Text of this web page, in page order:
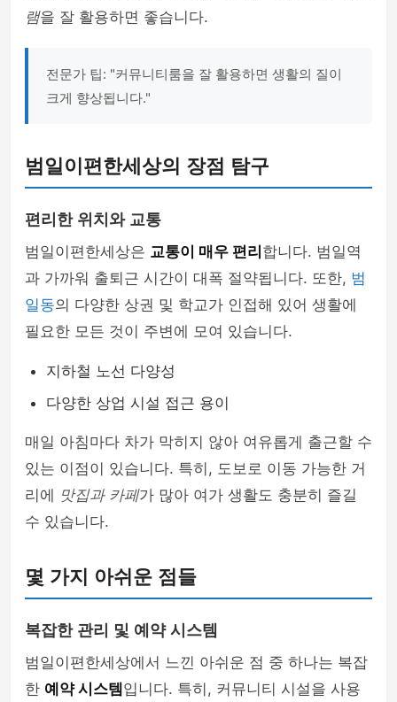
램을 잘 활용하면 좋습니다.
전문가 팁: "커뮤니티룸을 잘 활용하면 생활의 질이
크게 향상됩니다."
범일이편한세상의 장점 탐구
편리한 위치와 교통
범일이편한세상은 교통이 매우 편리 합니다. 범일역
과 가까워 출퇴근 시간이 대폭 절약됩니다. 또한, 범
일동의 다양한 상권 및 학교가 인접해 있어 생활에
필요한 모든 것이 주변에 모여 있습니다.
지하철 노선 다양성
다양한 상업 시설 접근 용이
매일 아침마다 차가 막히지 않아 여유롭게 출근할 수
있는 이점이 있습니다. 특히, 도보로 이동 가능한 거
리에 맛집과 카페가 많아 여가 생활도 충분히 즐길
수 있습니다.
몇 가지 아쉬운 점들
복잡한 관리 및 예약 시스템
범일이편한세상에서 느낀 아쉬운 점 중 하나는 복잡
한 예약 시스템 입니다. 특히, 커뮤니티 시설을 사용